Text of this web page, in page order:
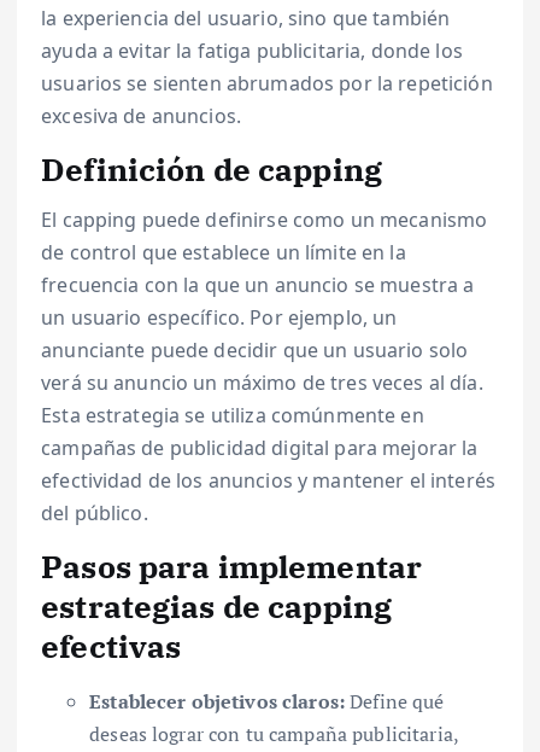
la experiencia del usuario, sino que también
ayuda a evitar la fatiga publicitaria, donde los
usuarios se sienten abrumados por la repetición
excesiva de anuncios.
Definición de capping
El capping puede definirse como un mecanismo
de control que establece un límite en la
frecuencia con la que un anuncio se muestra a
un usuario específico. Por ejemplo, un
anunciante puede decidir que un usuario solo
verá su anuncio un máximo de tres veces al día.
Esta estrategia se utiliza comúnmente en
campañas de publicidad digital para mejorar la
efectividad de los anuncios y mantener el interés
del público.
Pasos para implementar
estrategias de capping
efectivas
Establecer objetivos claros:Define qué
deseas lograr con tu campaña publicitaria,